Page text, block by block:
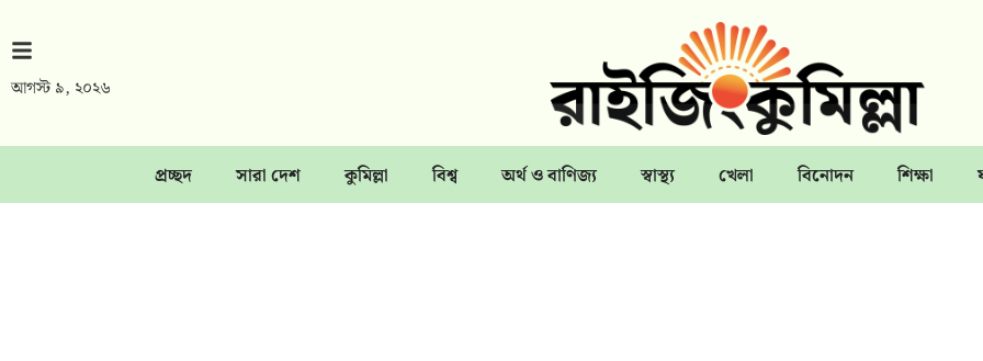
আগস্ট ৯, ২০২৬
প্রচ্ছদ সারা দেশ কুমিল্লা বিশ্ব অর্থ ও বাণিজ্য স্বাস্থ্য খেলা বিনোদন শিক্ষা